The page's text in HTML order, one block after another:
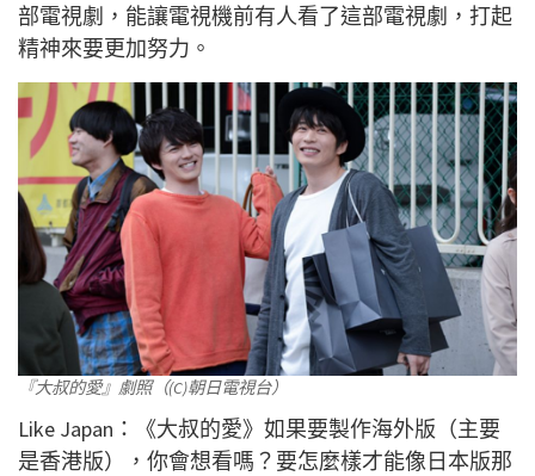
部電視劇，能讓電視機前有人看了這部電視劇，打起
精神來要更加努力。
『大叔的愛』劇照（(C)朝日電視台）
Like Japan：《大叔的愛》如果要製作海外版（主要
是香港版），你會想看嗎？要怎麼樣才能像日本版那